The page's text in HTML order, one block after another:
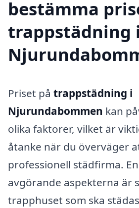
bestämma
trappstädning i
Priset på trappstädning i
Njurundabommen kan
olika faktorer, vilket är
åtanke när du överväger
professionell städfirma.
avgörande aspekterna är
trapphuset som ska